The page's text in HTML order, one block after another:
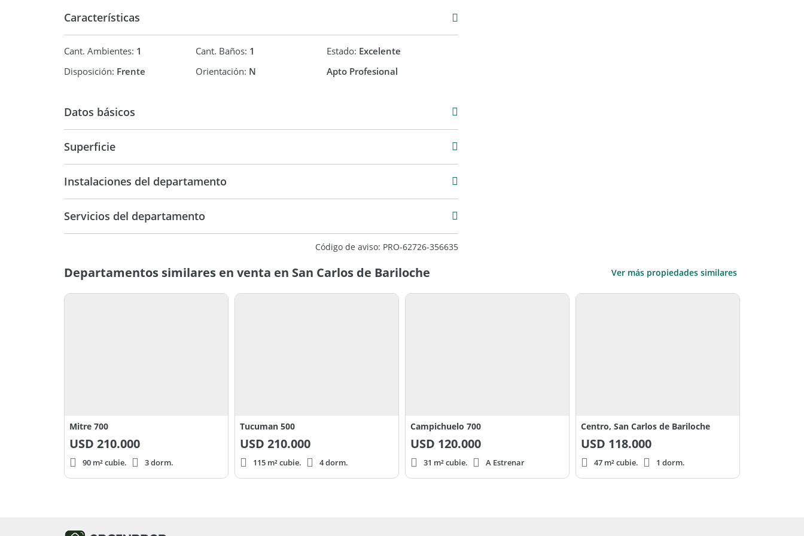
Características
Cant. Ambientes: 1 Cant. Baños: 1 Estado: Excelente
Disposición: Frente Orientación: N Apto Profesional
Datos básicos
Departamento
Superficie
Instalaciones del departamento
Servicios del departamento
Código de aviso: PRO-62726-356635
Departamentos similares en venta en San Carlos de Bariloche Ver más propiedades similares
Mitre 700
USD 210.000
90 m² cubie. 3 dorm.
Tucuman 500
USD 210.000
115 m² cubie. 4 dorm.
Campichuelo 700
USD 120.000
31 m² cubie. A Estrenar
Centro, San Carlos de Bariloche
USD 118.000
47 m² cubie. 1 dorm.